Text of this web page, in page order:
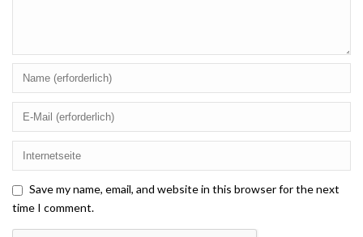
Save my name, email, and website in this browser for the next
time I comment.